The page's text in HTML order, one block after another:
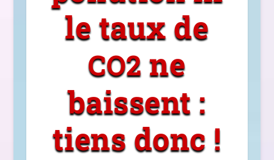
le taux de
CO2 ne
baissent :
tiens donc !